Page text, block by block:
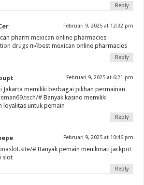
Reply
Februari 9, 2025 at 12:32 pm
pharmmexican online pharmacies
drugs п»їbest mexican online pharmacies
Reply
Februari 9, 2025 at 6:21 pm
Jakarta memiliki berbagai pilihan permainan
# Banyak kasino memiliki
loyalitas untuk pemain
Reply
Februari 9, 2025 at 10:46 pm
# Banyak pemain menikmati jackpot
slot
Reply